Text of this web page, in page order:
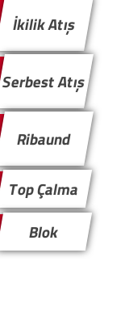
İkilik Atış
Serbest Atış
Ribaund
Top Çalma
Blok